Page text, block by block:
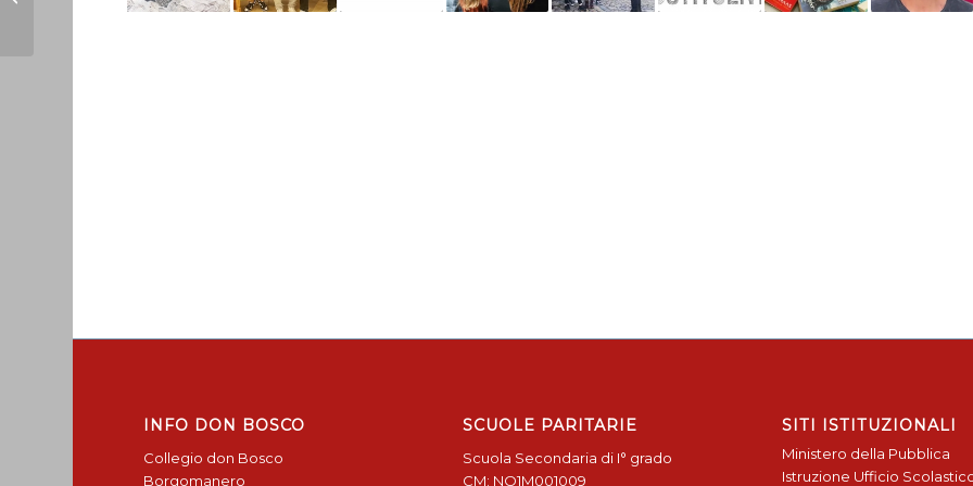
INFO DON BOSCO
Collegio don Bosco
Borgomanero
SCUOLE PARITARIE
Scuola Secondaria di I° grado
CM: NO1M001009
SITI ISTITUZIONALI
Ministero della Pubblica
Istruzione Ufficio